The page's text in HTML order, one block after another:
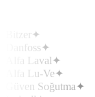
Bitzer✦
Danfoss✦
Alfa Laval✦
Alfa Lu-Ve✦
Güven Soğutma✦